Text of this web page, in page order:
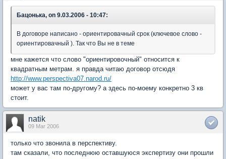
Бацонька, on 9.03.2006 - 10:47:
В договоре написано - ориентировачный срок (ключевое слово -
ориентировачный ). Так что Вы не в теме
мне кажется что слово "ориентировочный" относится к
квадратным метрам. я правда читаю договор отсюдя
http://www.perspectiva07.narod.ru/
может у вас там по-другому? а здесь по-моему конкретно 3 кв
стоит.
natik
09 Mar 2006
только что звонила в перспективу.
там сказали, что последнюю оставшуюся экспертизу они прошли